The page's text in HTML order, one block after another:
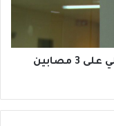
الإعلان عن بدء تطبيق الحجر المنزلي على 3 مصابين